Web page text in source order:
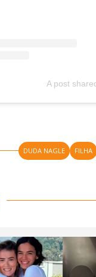
A post
DUDA NAGLE FILHA